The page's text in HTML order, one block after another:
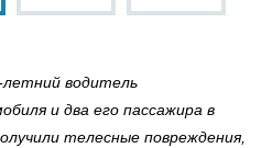
водитель
и два его пассажира в
телесные повреждения,